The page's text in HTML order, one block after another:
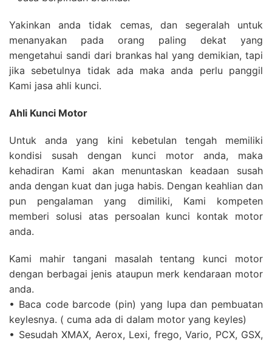
Yakinkan anda tidak cemas, dan segeralah untuk
menanyakan pada orang paling dekat yang
mengetahui sandi dari brankas hal yang demikian, tapi
jika sebetulnya tidak ada maka anda perlu panggil
Kami jasa ahli kunci.
Ahli Kunci Motor
Untuk anda yang kini kebetulan tengah memiliki
kondisi susah dengan kunci motor anda, maka
kehadiran Kami akan menuntaskan keadaan susah
anda dengan kuat dan juga habis. Dengan keahlian dan
pun pengalaman yang dimiliki, Kami kompeten
memberi solusi atas persoalan kunci kontak motor
anda.
Kami mahir tangani masalah tentang kunci motor
dengan berbagai jenis ataupun merk kendaraan motor
anda.
• Baca code barcode (pin) yang lupa dan pembuatan
keylesnya. ( cuma ada di dalam motor yang keyles)
• Sesudah XMAX, Aerox, Lexi, frego, Vario, PCX, GSX,